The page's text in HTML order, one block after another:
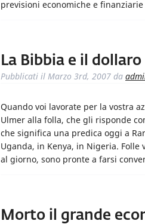
previsioni economiche e
La Bibbia e il
Pubblicati il Marzo 3rd, 2007 da
Quando voi lavorate per la vostra
Ulmer alla folla, che gli risponde
che significa una predica oggi a
Uganda, in Kenya, in Nigeria.
al giorno, sono pronte a farsi
Morto il grande